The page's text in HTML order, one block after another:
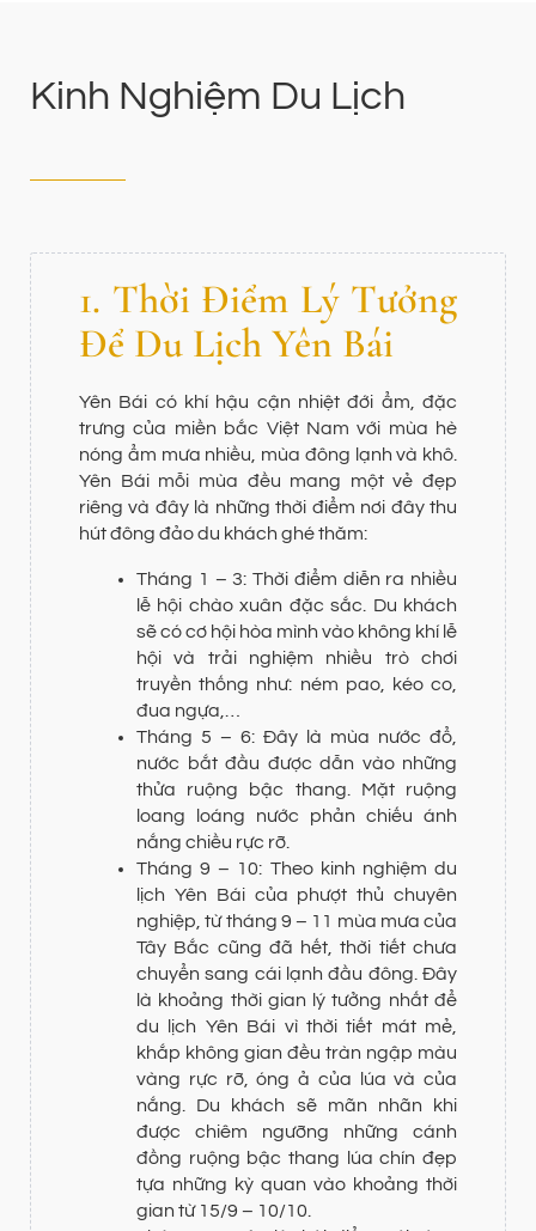
Kinh Nghiệm Du Lịch
1. Thời Điểm Lý Tưởng
Để Du Lịch Yên Bái
Yên Bái có khí hậu cận nhiệt đới ẩm, đặc
trưng của miền bắc Việt Nam với mùa hè
nóng ẩm mưa nhiều, mùa đông lạnh và khô.
Yên Bái mỗi mùa đều mang một vẻ đẹp
riêng và đây là những thời điểm nơi đây thu
hút đông đảo du khách ghé thăm:
Tháng 1 – 3: Thời điểm diễn ra nhiều
lễ hội chào xuân đặc sắc. Du khách
sẽ có cơ hội hòa mình vào không khí lễ
hội và trải nghiệm nhiều trò chơi
truyền thống như: ném pao, kéo co,
đua ngựa,…
Tháng 5 – 6: Đây là mùa nước đổ,
nước bắt đầu được dẫn vào những
thửa ruộng bậc thang. Mặt ruộng
loang loáng nước phản chiếu ánh
nắng chiều rực rỡ.
Tháng 9 – 10: Theo kinh nghiệm du
lịch Yên Bái của phượt thủ chuyên
nghiệp, từ tháng 9 – 11 mùa mưa của
Tây Bắc cũng đã hết, thời tiết chưa
chuyển sang cái lạnh đầu đông. Đây
là khoảng thời gian lý tưởng nhất để
du lịch Yên Bái vì thời tiết mát mẻ,
khắp không gian đều tràn ngập màu
vàng rực rỡ, óng ả của lúa và của
nắng. Du khách sẽ mãn nhãn khi
được chiêm ngưỡng những cánh
đồng ruộng bậc thang lúa chín đẹp
tựa những kỳ quan vào khoảng thời
gian từ 15/9 – 10/10.